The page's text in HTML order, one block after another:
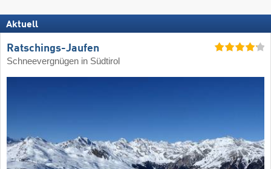
Aktuell
Ratschings-Jaufen
Schneevergnügen in Südtirol